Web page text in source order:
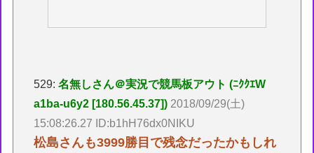
529:名無しさん＠実況で競馬板アウト (ﾆｸｸｴW
a1ba-u6y2 [180.56.45.37]) 2018/09/29(土)
15:08:26.27 ID:b1hH76dx0NIKU
松島さんも3999勝目で残念だったかもしれ